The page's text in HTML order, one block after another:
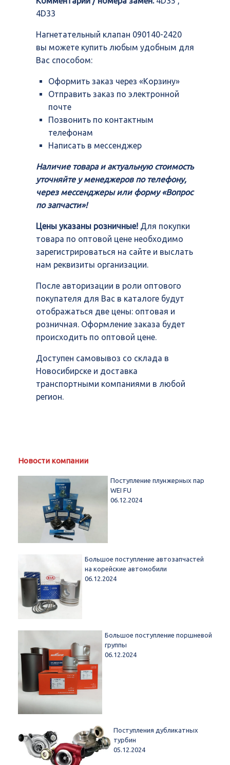
4D33
Нагнетательный клапан 090140-2420
вы можете купить любым удобным для
Вас способом:
Оформить заказ через «Корзину»
Отправить заказ по электронной
почте
Позвонить по контактным
телефонам
Написать в мессенджер
Наличие товара и актуальную стоимость
уточняйте у менеджеров по телефону,
через мессенджеры или форму «Вопрос
по запчасти»!
Цены указаны розничные! Для покупки
товара по оптовой цене необходимо
зарегистрироваться на сайте и выслать
нам реквизиты организации.
После авторизации в роли оптового
покупателя для Вас в каталоге будут
отображаться две цены: оптовая и
розничная. Оформление заказа будет
происходить по оптовой цене.
Доступен самовывоз со склада в
Новосибирске и доставка
транспортными компаниями в любой
регион.
Новости компании
Поступление плунжерных пар
WEI FU
06.12.2024
Большое поступление автозапчастей
на корейские автомобили
06.12.2024
Большое поступление поршневой
группы
06.12.2024
Поступления дубликатных
турбин
05.12.2024